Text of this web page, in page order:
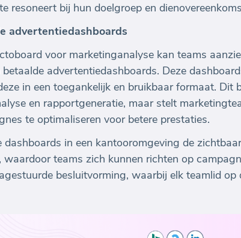
resoneert bij hun doelgroep en
advertentiedashboards
voor marketinganalyse kan teams
advertentiedashboards. Deze
in een toegankelijk en bruikbaar formaat. Dit
en rapportgeneratie, maar stelt
te optimaliseren voor betere prestaties.
in een kantooromgeving de
teams zich kunnen richten op
besluitvorming, waarbij elk teamlid